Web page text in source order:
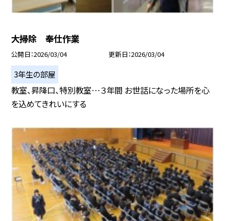
大掃除 奉仕作業
公開日 2026/03/04 更新日 2026/03/04
3年生の部屋
教室、昇降口、特別教室…３年間 お世話になった場所を心
を込めてきれいにする